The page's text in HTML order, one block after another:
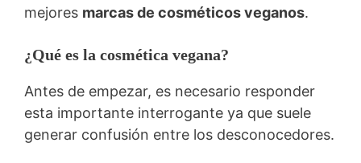
mejores marcas de cosméticos veganos.
¿Qué es la cosmética vegana?
Antes de empezar, es necesario responder
esta importante interrogante ya que suele
generar confusión entre los desconocedores.